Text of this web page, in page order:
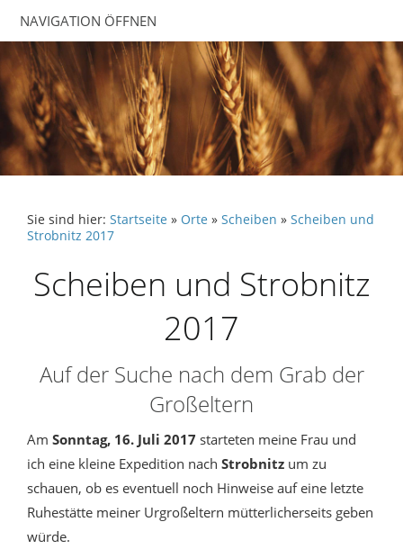
NAVIGATION ÖFFNEN
Sie sind hier: Startseite » Orte » Scheiben » Scheiben und
Strobnitz 2017
Scheiben und Strobnitz
2017
Auf der Suche nach dem Grab der
Großeltern
Am Sonntag, 16. Juli 2017 starteten meine Frau und
ich eine kleine Expedition nach Strobnitz um zu
schauen, ob es eventuell noch Hinweise auf eine letzte
Ruhestätte meiner Urgroßeltern mütterlicherseits geben
würde.